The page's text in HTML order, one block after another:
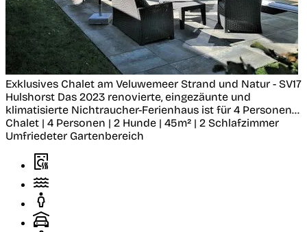
Exklusives Chalet am Veluwemeer Strand und Natur - SV17
Hulshorst Das 2023 renovierte, eingezäunte und
klimatisierte Nichtraucher-Ferienhaus ist für 4 Personen...
Chalet | 4 Personen | 2 Hunde | 45m² | 2 Schlafzimmer
Umfriedeter Gartenbereich